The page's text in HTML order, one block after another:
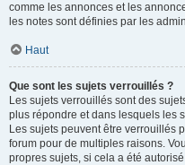
comme les annonces et les
les notes sont définies par les
Haut
Que sont les sujets verrouillés ?
Les sujets verrouillés sont des
plus répondre et dans lesquels les
Les sujets peuvent être verrouillés
forum pour de multiples raisons.
propres sujets, si cela a été